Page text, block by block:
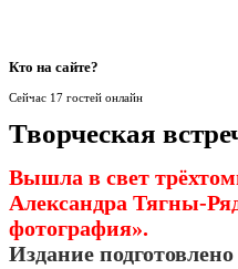
Кто на сайте?
Сейчас 17 гостей онлайн
Творческая
Вышла в свет
Александра Тягны-
фотография».
Издание